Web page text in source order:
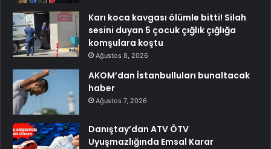
Karı koca kavgası ölümle bitti! Silah
sesini duyan 5 çocuk çığlık çığlığa
komşulara koştu
Ağustos 8, 2026
AKOM’dan İstanbulluları bunaltacak
haber
Ağustos 7, 2026
Danıştay’dan ATV ÖTV
Uyuşmazlığında Emsal Karar